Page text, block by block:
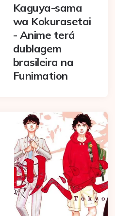
Kaguya-sama
wa Kokurasetai
- Anime terá
dublagem
brasileira na
Funimation